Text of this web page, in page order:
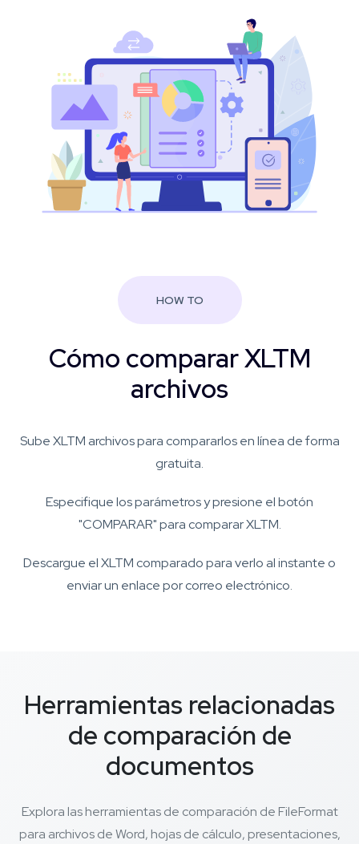
HOW TO
Cómo comparar XLTM
archivos
Sube XLTM archivos para compararlos en línea de forma
gratuita.
Especifique los parámetros y presione el botón
"COMPARAR" para comparar XLTM.
Descargue el XLTM comparado para verlo al instante o
enviar un enlace por correo electrónico.
Herramientas relacionadas
de comparación de
documentos
Explora las herramientas de comparación de FileFormat
para archivos de Word, hojas de cálculo, presentaciones,